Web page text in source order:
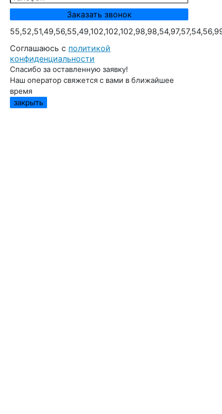
Cоглашаюсь с политикой
конфиденциальности
Спасибо за оставленную заявку!
Наш оператор свяжется с вами в ближайшее
время
закрыть